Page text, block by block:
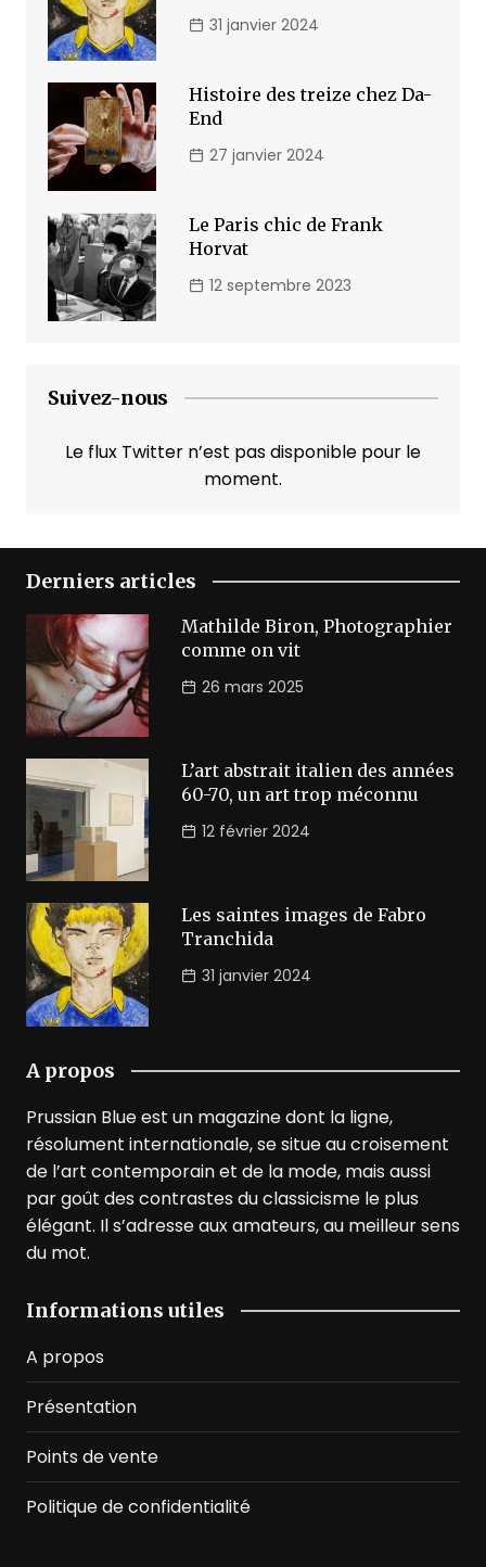
31 janvier 2024
Histoire des treize chez Da-
End
27 janvier 2024
Le Paris chic de Frank
Horvat
12 septembre 2023
Suivez-nous
Le flux Twitter n’est pas disponible pour le
moment.
Derniers articles
Mathilde Biron, Photographier
comme on vit
26 mars 2025
L’art abstrait italien des années
60-70, un art trop méconnu
12 février 2024
Les saintes images de Fabro
Tranchida
31 janvier 2024
A propos
Prussian Blue est un magazine dont la ligne,
résolument internationale, se situe au croisement
de l’art contemporain et de la mode, mais aussi
par goût des contrastes du classicisme le plus
élégant. Il s’adresse aux amateurs, au meilleur sens
du mot.
Informations utiles
A propos
Présentation
Points de vente
Politique de confidentialité